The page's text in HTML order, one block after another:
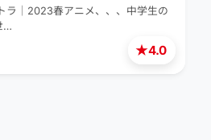
★4.0
ラ｜2023春アニメ、、、中学生の
…